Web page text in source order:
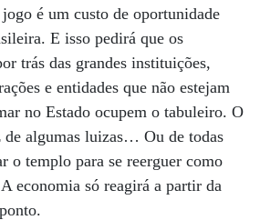
é um custo de oportunidade
E isso pedirá que os
trás das grandes instituições,
e entidades que não estejam
no Estado ocupem o tabuleiro. O
algumas luizas… Ou de todas
o templo para se reerguer como
economia só reagirá a partir da